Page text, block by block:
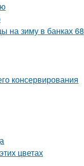
на зиму в банках 68
консервирования
цветах